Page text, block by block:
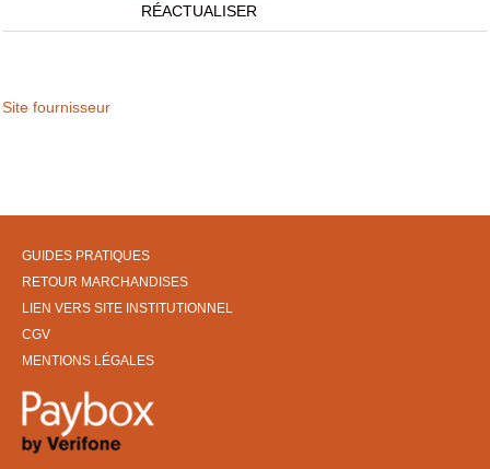
RÉACTUALISER
Site fournisseur
GUIDES PRATIQUES
RETOUR MARCHANDISES
LIEN VERS SITE INSTITUTIONNEL
CGV
MENTIONS LÉGALES